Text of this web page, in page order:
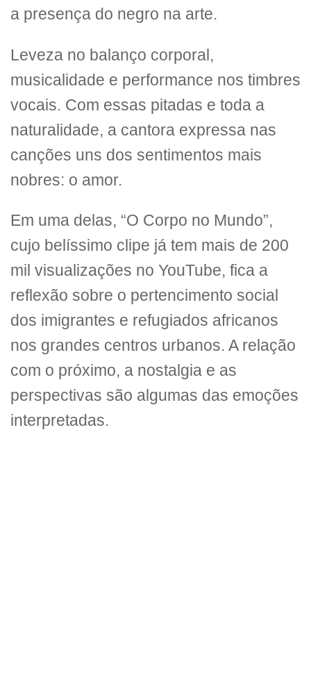
a presença do negro na arte.
Leveza no balanço corporal,
musicalidade e performance nos timbres
vocais. Com essas pitadas e toda a
naturalidade, a cantora expressa nas
canções uns dos sentimentos mais
nobres: o amor.
Em uma delas, “O Corpo no Mundo”,
cujo belíssimo clipe já tem mais de 200
mil visualizações no YouTube, fica a
reflexão sobre o pertencimento social
dos imigrantes e refugiados africanos
nos grandes centros urbanos. A relação
com o próximo, a nostalgia e as
perspectivas são algumas das emoções
interpretadas.